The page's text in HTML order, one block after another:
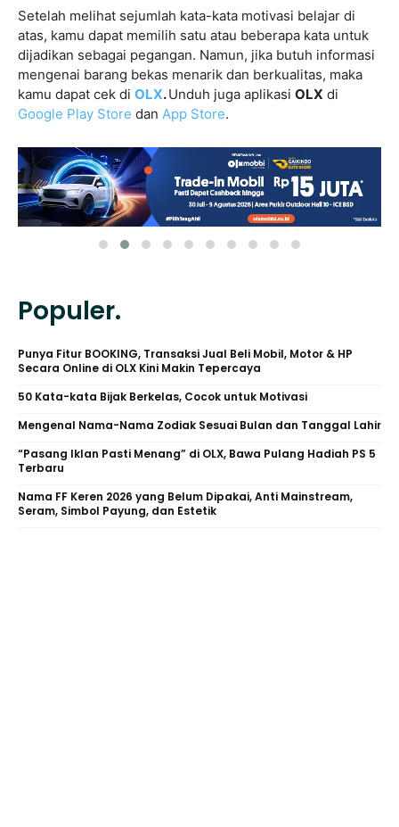
Setelah melihat sejumlah kata-kata motivasi belajar di
atas, kamu dapat memilih satu atau beberapa kata untuk
dijadikan sebagai pegangan. Namun, jika butuh informasi
mengenai barang bekas menarik dan berkualitas, maka
kamu dapat cek di OLX.Unduh juga aplikasi OLX di
Google Play Store dan App Store.
Populer.
Punya Fitur BOOKING, Transaksi Jual Beli Mobil, Motor & HP
Secara Online di OLX Kini Makin Tepercaya
50 Kata-kata Bijak Berkelas, Cocok untuk Motivasi
Mengenal Nama-Nama Zodiak Sesuai Bulan dan Tanggal Lahir
“Pasang Iklan Pasti Menang” di OLX, Bawa Pulang Hadiah PS 5
Terbaru
Nama FF Keren 2026 yang Belum Dipakai, Anti Mainstream,
Seram, Simbol Payung, dan Estetik